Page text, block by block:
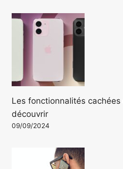
Les fonctionnalités
découvrir
09/09/2024